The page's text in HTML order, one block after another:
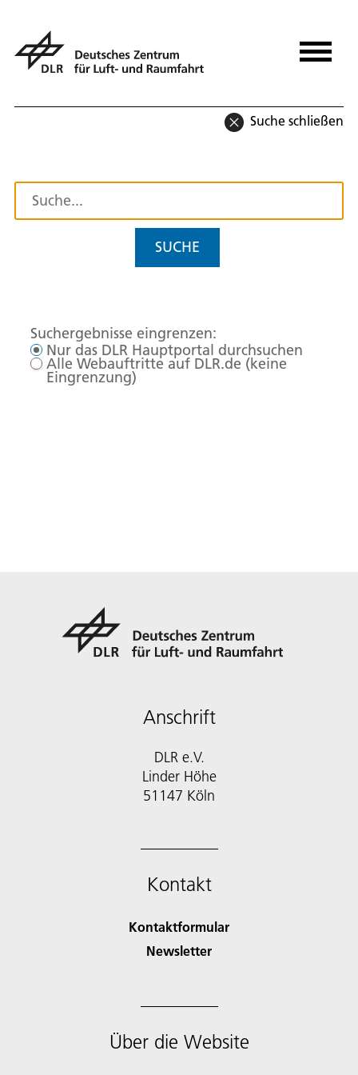
Suche schließen
SUCHE
Suchergebnisse eingrenzen:
Nur das DLR Hauptportal durchsuchen
Alle Webauftritte auf DLR.de (keine
Eingrenzung)
Anschrift
DLR e.V.
Linder Höhe
51147 Köln
Kontakt
Kontaktformular
Newsletter
Über die Website